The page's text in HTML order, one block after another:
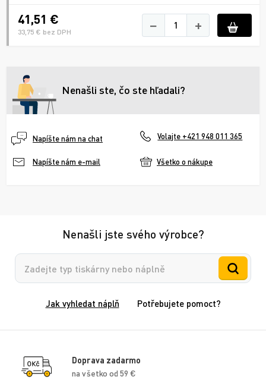
41,51 €
33,75 € bez DPH − +
Nenašli ste, čo ste hľadali?
Napíšte nám na chat Volajte +421 948 011 365
Napíšte nám e-mail Všetko o nákupe
Nenašli jste svého výrobce?
Vyhledávání
Jak vyhledat náplň Potřebujete pomoct?
Doprava zadarmo
na všetko od 59 €